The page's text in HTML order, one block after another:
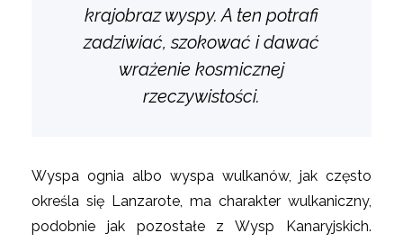
krajobraz wyspy. A ten potrafi
zadziwiać, szokować i dawać
wrażenie kosmicznej
rzeczywistości.
Wyspa ognia albo wyspa wulkanów, jak często
określa się Lanzarote, ma charakter wulkaniczny,
podobnie jak pozostałe z Wysp Kanaryjskich.